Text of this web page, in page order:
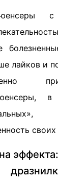
с
лайков и